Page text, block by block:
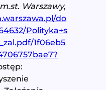
Warszawy,
do
Polityka+s
1f06eb5